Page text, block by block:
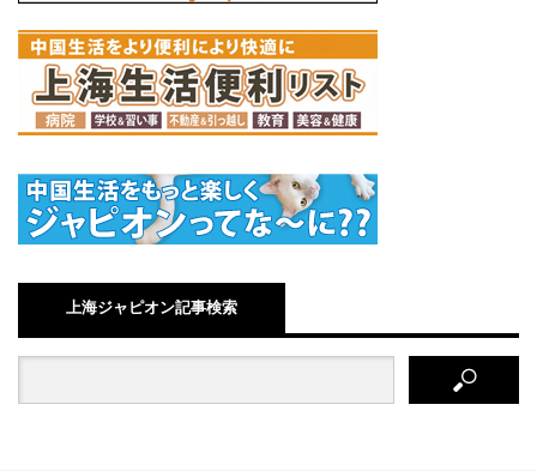
上海ジャピオン記事検索